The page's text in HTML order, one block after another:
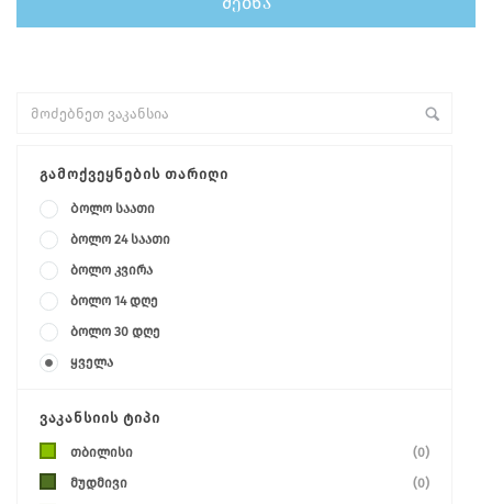
ᲒᲐᲛᲝᲥᲕᲔᲧᲜᲔᲑᲘᲡ ᲗᲐᲠᲘᲦᲘ
Ბოლო საათი
ბოლო 24 საათი
ბოლო კვირა
ბოლო 14 დღე
ბოლო 30 დღე
ყველა
ᲕᲐᲙᲐᲜᲡᲘᲘᲡ ᲢᲘᲞᲘ
თბილისი
(0)
მუდმივი
(0)